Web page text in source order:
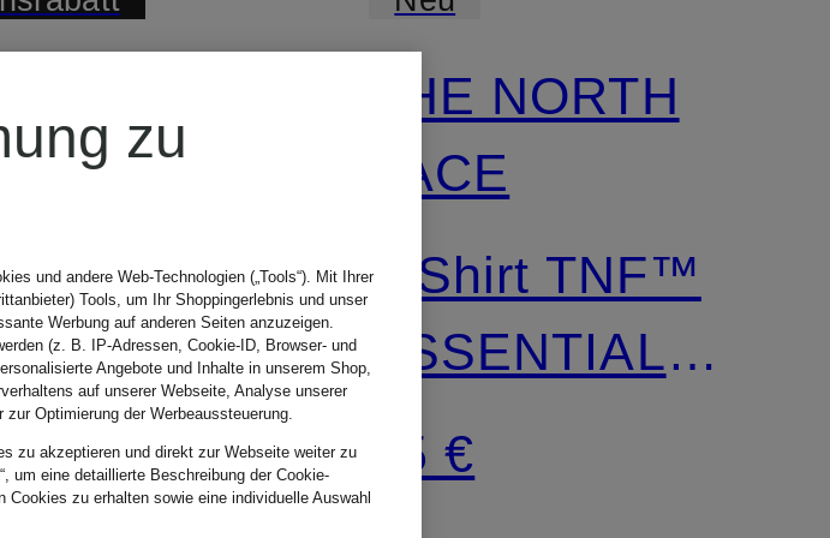
€
THE NORTH
FACE
T-Shirt TNF™
ESSENTIAL
SIMPLE DOME
35 €
zu
und andere Web-Technologien („Tools“). Mit Ihrer
Tools, um Ihr Shoppingerlebnis und unser
Werbung auf anderen Seiten anzuzeigen.
(z. B. IP-Adressen, Cookie-ID, Browser- und
Angebote und Inhalte in unserem Shop,
auf unserer Webseite, Analyse unserer
Optimierung der Werbeaussteuerung.
zu akzeptieren und direkt zur Webseite weiter zu
um eine detaillierte Beschreibung der Cookie-
zu erhalten sowie eine individuelle Auswahl